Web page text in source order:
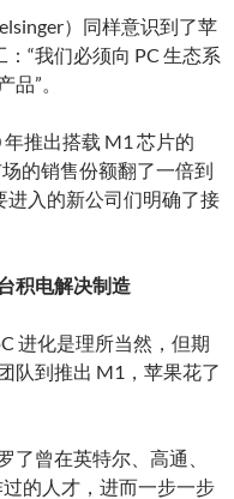
）同样意识到了苹
“我们必须向 PC 生态系
”。
推出搭载 M1 芯片的
的销售份额翻了一倍到
进入的新公司们明确了接
积电解决制造
进化是理所当然，但期
队到推出 M1，苹果花了
了曾在英特尔、高通、
的人才，进而一步一步